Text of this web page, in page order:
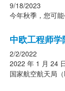
9/18/2023
今年秋季，您可
中欧工程师
2/2/2022
2022 年 1 月 24
国家航空航天局